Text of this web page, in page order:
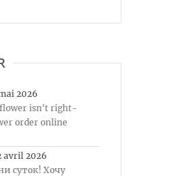
2026
flower isn't right-
order online
avril 2026
суток! Хочу